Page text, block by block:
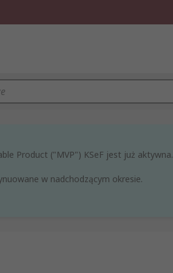
Product ("MVP") KSeF jest już aktywna.
w nadchodzącym okresie.